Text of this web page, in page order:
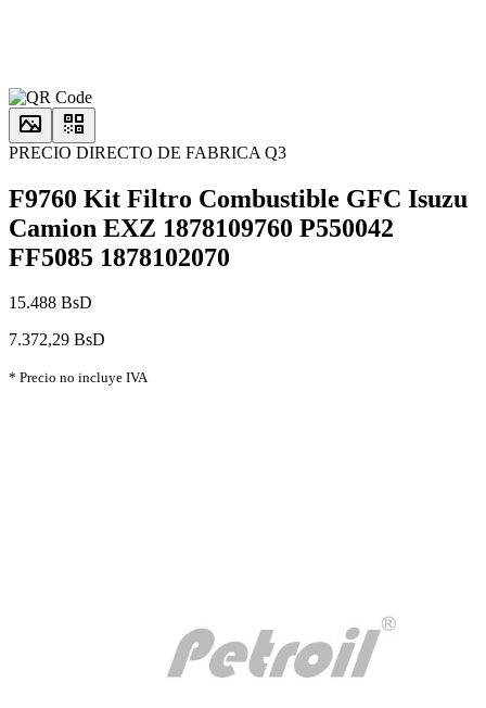
PRECIO DIRECTO DE FABRICA Q3
F9760 Kit Filtro Combustible GFC Isuzu
Camion EXZ 1878109760 P550042
FF5085 1878102070
15.488 BsD
7.372,29 BsD
* Precio no incluye IVA